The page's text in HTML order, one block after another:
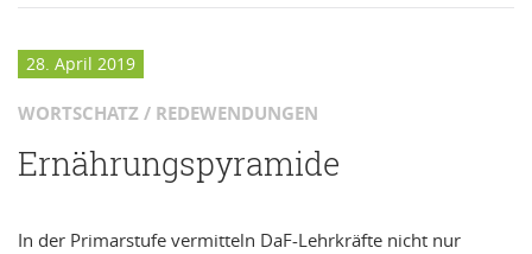
28. April 2019
WORTSCHATZ / REDEWENDUNGEN
Ernährungspyramide
In der Primarstufe vermitteln DaF-Lehrkräfte nicht nur